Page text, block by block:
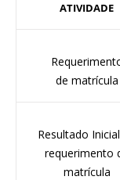
ATIVIDADE
de matrícula
Resultado
requerimento
matrícula